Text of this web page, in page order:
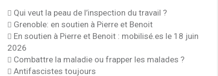
Qui veut la peau de l’inspection du travail ?
Grenoble: en soutien à Pierre et Benoit
En soutien à Pierre et Benoit : mobilisé.es le 18 juin
2026
Combattre la maladie ou frapper les malades ?
Antifascistes toujours